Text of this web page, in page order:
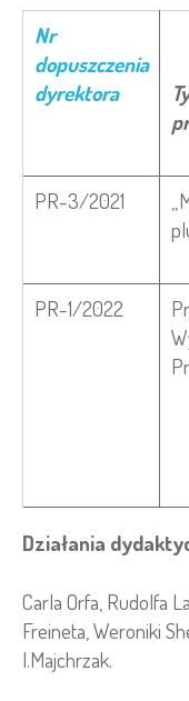
Nr
dopuszczenia
dyrektora
PR-3/2021
PR-1/2022
Działania
Carla Orfa, Rudolfa
Freineta, Weroniki
I.Majchrzak.